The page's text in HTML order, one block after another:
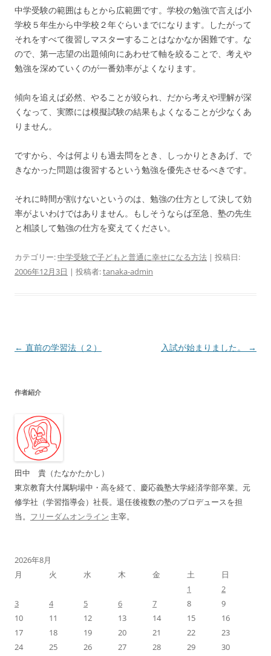
中学受験の範囲はもとから広範囲です。学校の勉強で言えば小
学校５年生から中学校２年ぐらいまでになります。したがって
それをすべて復習しマスターすることはなかなか困難です。な
ので、第一志望の出題傾向にあわせて軸を絞ることで、考えや
勉強を深めていくのが一番効率がよくなります。
傾向を追えば必然、やることが絞られ、だから考えや理解が深
くなって、実際には模擬試験の結果もよくなることが少なくあ
りません。
ですから、今は何よりも過去問をとき、しっかりときあげ、で
きなかった問題は復習するという勉強を優先させるべきです。
それに時間が割けないというのは、勉強の仕方として決して効
率がよいわけではありません。もしそうならば至急、塾の先生
と相談して勉強の仕方を変えてください。
カテゴリー:中学受験で子どもと普通に幸せになる方法 | 投稿日:
2006年12月3日 | 投稿者:tanaka-admin
投
ビ
ー
シ
ョ
ン
← 直前の学習法（２） 入試が始まりました。 →
作者紹介
田中 貴（たなかたかし）
東京教育大付属駒場中・高を経て、慶応義塾大学経済学部卒業。元
修学社（学習指導会）社長。退任後複数の塾のプロデュースを担
当。 フリーダムオンライン 主宰。
2026年8月
月
火 水 木 金 土
日
1
2
3
4 5 6 7 8
9
10
11 12 13 14 15
16
17
18 19 20 21 22
23
24
25 26 27 28 29
30